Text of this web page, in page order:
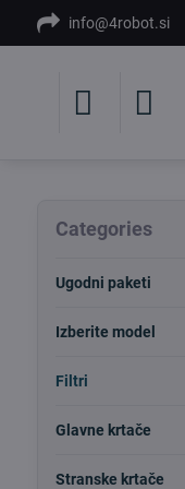
info@4robot.si
Categories
Ugodni paketi
Izberite model
Filtri
Glavne krtače
Stranske krtače